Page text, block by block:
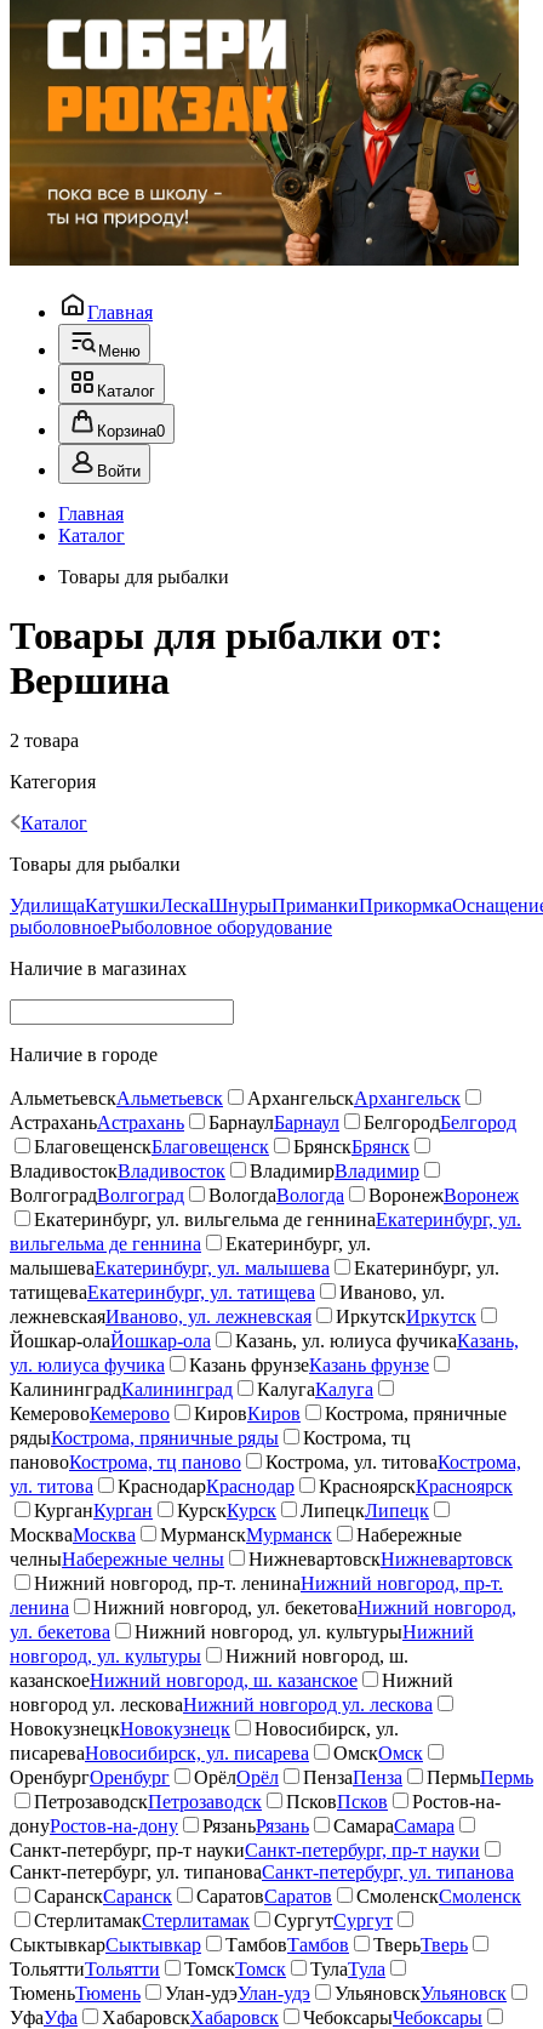
Главная
Меню
Каталог
Корзина0
Войти
Главная
Каталог
Товары для рыбалки
Товары для рыбалки от:
Вершина
2 товара
Категория
Каталог
Товары для рыбалки
УдилищаКатушкиЛескаШнурыПриманкиПрикормка
рыболовноеРыболовное оборудование
Наличие в магазинах
Наличие в городе
АльметьевскАльметьевск АрхангельскАрхангельск
АстраханьАстрахань БарнаулБарнаул БелгородБелгород
БлаговещенскБлаговещенск БрянскБрянск
ВладивостокВладивосток ВладимирВладимир
ВолгоградВолгоград ВологдаВологда ВоронежВоронеж
Екатеринбург, ул. вильгельма де геннинаЕкатеринбург, ул.
вильгельма де геннина
Екатеринбург, ул.
малышеваЕкатеринбург, ул. малышева
Екатеринбург, ул.
татищеваЕкатеринбург, ул. татищева
Иваново, ул.
лежневскаяИваново, ул. лежневская ИркутскИркутск
Йошкар-олаЙошкар-ола Казань, ул. юлиуса фучикаКазань,
ул. юлиуса фучика
Казань фрунзеКазань фрунзе
КалининградКалининград КалугаКалуга
КемеровоКемерово КировКиров
Кострома, пряничные
рядыКострома, пряничные ряды
Кострома, тц
пановоКострома, тц паново Кострома, ул. титоваКострома,
ул. титова
КраснодарКраснодар КрасноярскКрасноярск
КурганКурган КурскКурск ЛипецкЛипецк
МоскваМосква МурманскМурманск
Набережные
челныНабережные челны НижневартовскНижневартовск
Нижний новгород, пр-т. ленинаНижний новгород, пр-т.
ленина
Нижний новгород, ул. бекетоваНижний новгород,
ул. бекетова
Нижний новгород, ул. культурыНижний
новгород, ул. культуры
Нижний новгород, ш.
казанскоеНижний новгород, ш. казанское
Нижний
новгород ул. лесковаНижний новгород ул. лескова
НовокузнецкНовокузнецк
Новосибирск, ул.
писареваНовосибирск, ул. писарева ОмскОмск
ОренбургОренбург ОрёлОрёл ПензаПенза ПермьПермь
ПетрозаводскПетрозаводск ПсковПсков
Ростов-на-
донуРостов-на-дону РязаньРязань СамараСамара
Санкт-петербург, пр-т наукиСанкт-петербург, пр-т науки
Санкт-петербург, ул. типановаСанкт-петербург, ул. типанова
СаранскСаранск СаратовСаратов СмоленскСмоленск
СтерлитамакСтерлитамак СургутСургут
СыктывкарСыктывкар ТамбовТамбов ТверьТверь
ТольяттиТольятти ТомскТомск ТулаТула
ТюменьТюмень Улан-удэУлан-удэ УльяновскУльяновск
УфаУфа ХабаровскХабаровск ЧебоксарыЧебоксары